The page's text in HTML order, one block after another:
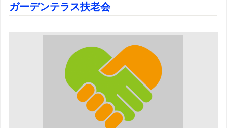
ガーデンテラス扶老会